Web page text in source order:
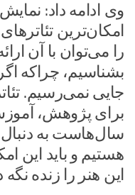
وی ادامه داد:
امکان‌ترین
را می‌توان با آن
بشناسیم، چراکه
جایی نمی‌رسیم.
برای پژوهش،
سال‌هاست به
هستیم و باید این
این هنر را زنده نگه